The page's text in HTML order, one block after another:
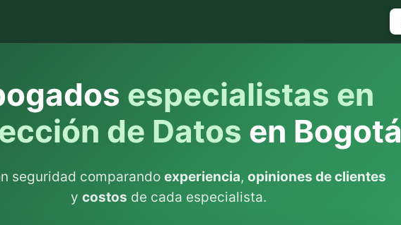
especialistas en
de Datos en Bogotá
seguridad comparando experiencia, opiniones de clientes
y costos de cada especialista.